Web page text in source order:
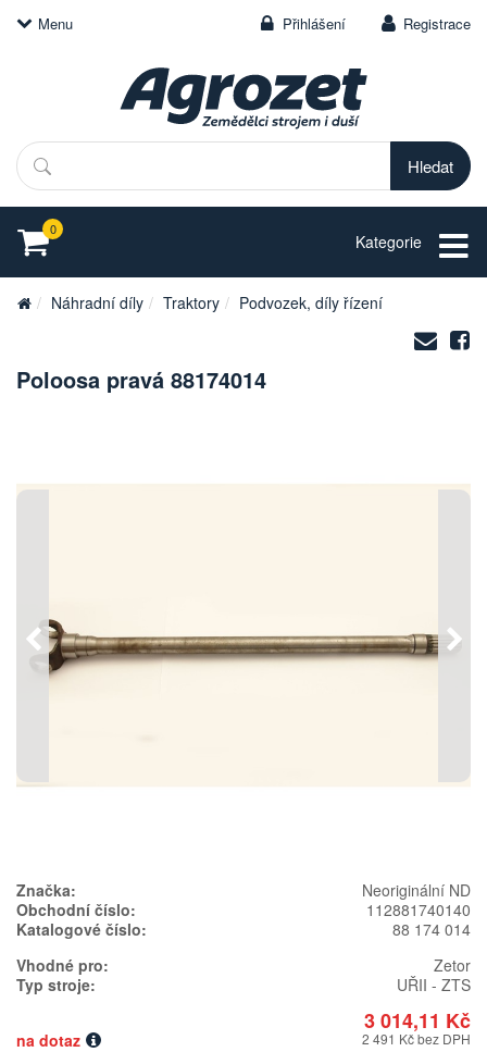
Menu Přihlášení Registrace
Hledat
0
Kategorie
Náhradní díly Traktory Podvozek, díly řízení
na
Poloosa pravá 88174014
Předchozí
Značka:
Neoriginální ND
Obchodní číslo:
112881740140
Katalogové číslo:
88 174 014
Vhodné pro:
Zetor
Typ stroje:
UŘII - ZTS
3 014,11 Kč
na dotaz 2 491 Kč bez DPH